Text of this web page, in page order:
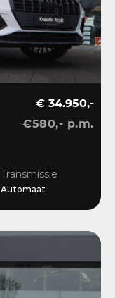
€ 34.950,-
€580,- p.m.
Transmissie
Automaat